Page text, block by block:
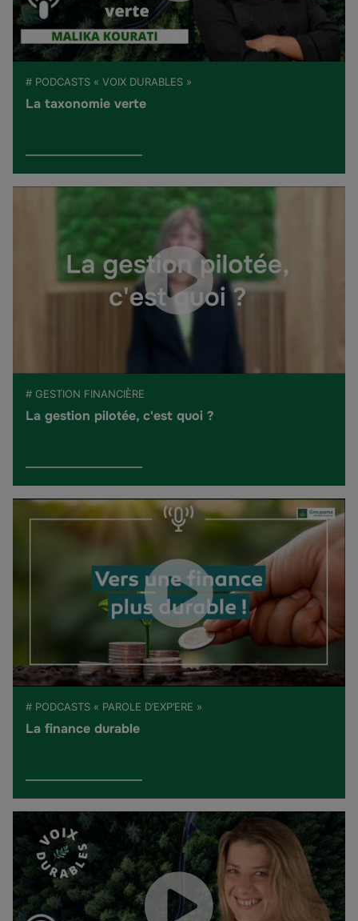
# PODCASTS « VOIX DURABLES »
La taxonomie verte
# GESTION FINANCIÈRE
La gestion pilotée, c'est quoi ?
# PODCASTS « PAROLE D’EXP’ERE »
La finance durable